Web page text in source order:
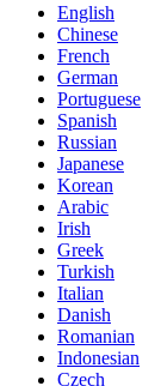
English
Chinese
French
German
Portuguese
Spanish
Russian
Japanese
Korean
Arabic
Irish
Greek
Turkish
Italian
Danish
Romanian
Indonesian
Czech